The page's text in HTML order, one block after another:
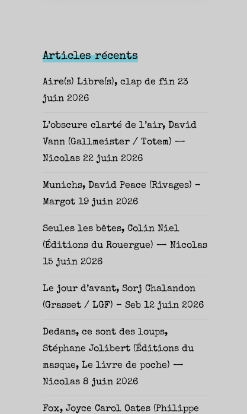
Articles récents
Aire(s) Libre(s), clap de fin 23
juin 2026
L’obscure clarté de l’air, David
Vann (Gallmeister / Totem) —
Nicolas 22 juin 2026
Munichs, David Peace (Rivages) –
Margot 19 juin 2026
Seules les bêtes, Colin Niel
(Éditions du Rouergue) — Nicolas
15 juin 2026
Le jour d’avant, Sorj Chalandon
(Grasset / LGF) – Seb 12 juin 2026
Dedans, ce sont des loups,
Stéphane Jolibert (Éditions du
masque, Le livre de poche) —
Nicolas 8 juin 2026
Fox, Joyce Carol Oates (Philippe